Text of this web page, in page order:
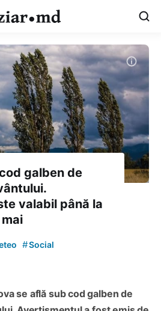
galben de
valabil până la
#Social
se află sub cod galben de